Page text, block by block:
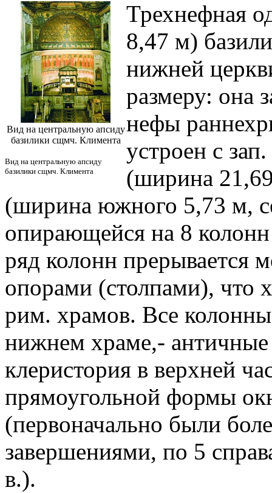
Вид на центральную апсиду
базилики сщмч. Климента
Вид на центральную апсиду
базилики сщмч. Климента
Трехнефная
8,47 м)
нижней
размеру: она
нефы
устроен с
(ширина
(ширина южного 5,73 м,
опирающейся на 8
ряд колонн
опорами (столпами), что
рим. храмов. Все
нижнем храме,-
клеристория в верхней
прямоугольной формы
(первоначально были
завершениями, по 5
в.).